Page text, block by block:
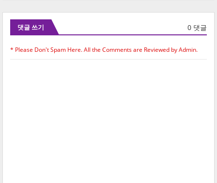
댓글 쓰기 0 댓글
* Please Don't Spam Here. All the Comments are Reviewed by Admin.